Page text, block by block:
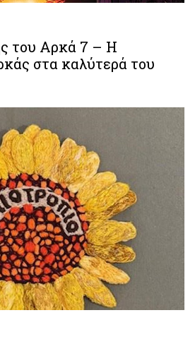
του Αρκά 7 – Η
στα καλύτερά του